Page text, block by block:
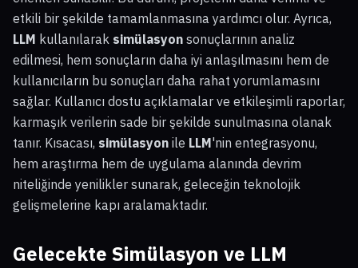
etkili bir şekilde tamamlanmasına yardımcı olur. Ayrıca,
LLM kullanılarak simülasyon sonuçlarının analiz
edilmesi, hem sonuçların daha iyi anlaşılmasını hem de
kullanıcıların bu sonuçları daha rahat yorumlamasını
sağlar. Kullanıcı dostu açıklamalar ve etkileşimli raporlar,
karmaşık verilerin sade bir şekilde sunulmasına olanak
tanır. Kısacası, simülasyon ile LLM'nin entegrasyonu,
hem araştırma hem de uygulama alanında devrim
niteliğinde yenilikler sunarak, geleceğin teknolojik
gelişmelerine kapı aralamaktadır.
Gelecekte Simülasyon ve LLM